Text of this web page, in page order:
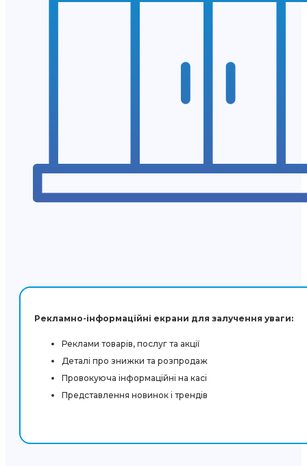
Рекламно-інформаційні екрани для залучення уваги:
Реклами товарів, послуг та акції
Деталі про знижки та розпродаж
Провокуюча інформаційні на касі
Представлення новинок і трендів